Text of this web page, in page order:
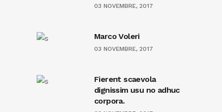
03 NOVEMBRE, 2017
Marco Voleri
03 NOVEMBRE, 2017
Fierent scaevola
dignissim usu no adhuc
corpora.